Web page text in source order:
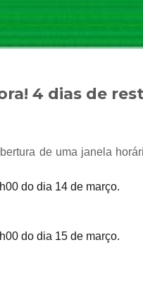
4 dias de
de uma janela
do dia 14 de março.
do dia 15 de março.